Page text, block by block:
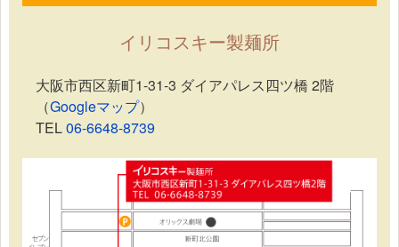
イリコスキー製麺所
大阪市西区新町1-31-3 ダイアパレス四ツ橋 2階
（Googleマップ）
TEL06-6648-8739